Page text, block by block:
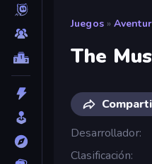
Juegos »
The
Desarrollador
Clasificación